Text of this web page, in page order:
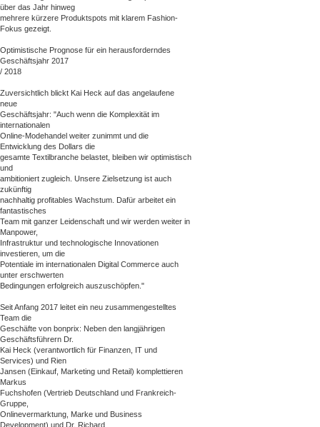
über das Jahr hinweg
mehrere kürzere Produktspots mit klarem Fashion-
Fokus gezeigt.
Optimistische Prognose für ein herausforderndes
Geschäftsjahr 2017
/ 2018
Zuversichtlich blickt Kai Heck auf das angelaufene
neue
Geschäftsjahr: "Auch wenn die Komplexität im
internationalen
Online-Modehandel weiter zunimmt und die
Entwicklung des Dollars die
gesamte Textilbranche belastet, bleiben wir optimistisch
und
ambitioniert zugleich. Unsere Zielsetzung ist auch
zukünftig
nachhaltig profitables Wachstum. Dafür arbeitet ein
fantastisches
Team mit ganzer Leidenschaft und wir werden weiter in
Manpower,
Infrastruktur und technologische Innovationen
investieren, um die
Potentiale im internationalen Digital Commerce auch
unter erschwerten
Bedingungen erfolgreich auszuschöpfen."
Seit Anfang 2017 leitet ein neu zusammengestelltes
Team die
Geschäfte von bonprix: Neben den langjährigen
Geschäftsführern Dr.
Kai Heck (verantwortlich für Finanzen, IT und
Services) und Rien
Jansen (Einkauf, Marketing und Retail) komplettieren
Markus
Fuchshofen (Vertrieb Deutschland und Frankreich-
Gruppe,
Onlinevermarktung, Marke und Business
Development) und Dr. Richard